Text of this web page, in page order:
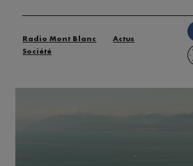
Radio Mont Blanc
Actus
Société